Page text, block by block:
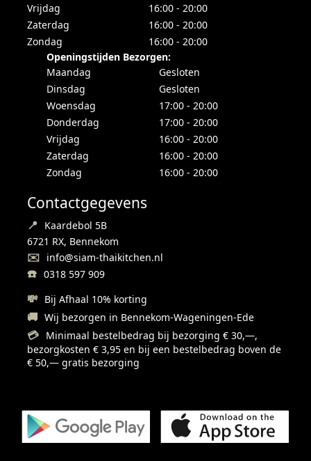
Vrijdag
16:00 - 20:00
Zaterdag
16:00 - 20:00
Zondag
16:00 - 20:00
Openingstijden Bezorgen:
Maandag
Gesloten
Dinsdag
Gesloten
Woensdag
17:00 - 20:00
Donderdag
17:00 - 20:00
Vrijdag
16:00 - 20:00
Zaterdag
16:00 - 20:00
Zondag
16:00 - 20:00
Contactgegevens
📍
Kaardebol 5B
6721 RX, Bennekom
✉️ info@siam-thaikitchen.nl
☎️ 0318 597 909
💸 Bij Afhaal 10% korting
🚚 Wij bezorgen in Bennekom-Wageningen-Ede
💳 Minimaal bestelbedrag bij bezorging € 30,—,
bezorgkosten € 3,95 en bij een bestelbedrag boven de
€ 50,— gratis bezorging